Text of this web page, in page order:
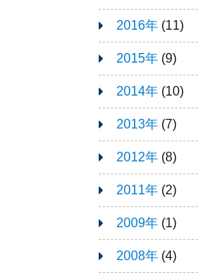
2016年 (11)
2015年 (9)
2014年 (10)
2013年 (7)
2012年 (8)
2011年 (2)
2009年 (1)
2008年 (4)